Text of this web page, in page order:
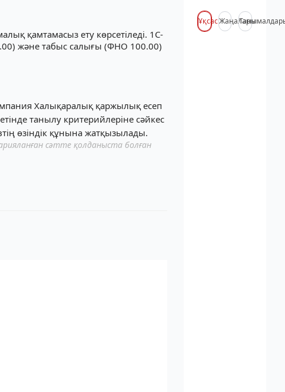
қамтамасыз ету көрсетіледі. 1С-
және табыс салығы (ФНО 100.00)
Халықаралық қаржылық есеп
танылу критерийлеріне сәйкес
өзіндік құнына жатқызылады.
сәтте қолданыста болған
ҰқсасЖаңалары